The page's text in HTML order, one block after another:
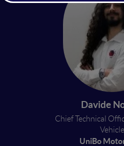
Davide
Chief Technical
Vehicle
UniBo